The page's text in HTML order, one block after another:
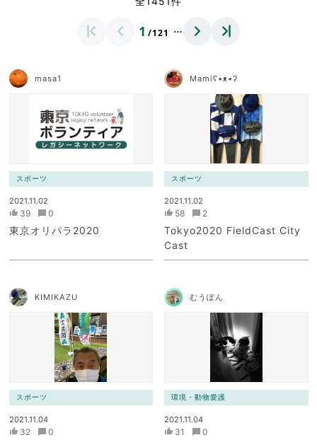
1 /121 …
masa1
スポーツ
2021.11.02
39 0
東京オリパラ2020
Mamiʕ•ᴥ•ʔ
スポーツ
2021.11.02
58 2
Tokyo2020 FieldCast City
Cast
KIMIKAZU
スポーツ
2021.11.04
32 0
むうぽん
環境・動物愛護
2021.11.04
31 0